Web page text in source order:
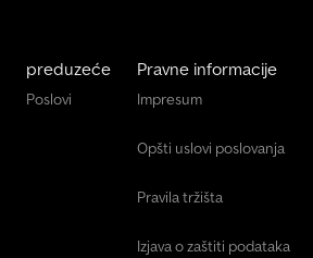
preduzeće
Poslovi
Pravne informacije
Impresum
Opšti uslovi poslovanja
Pravila tržišta
Izjava o zaštiti podataka